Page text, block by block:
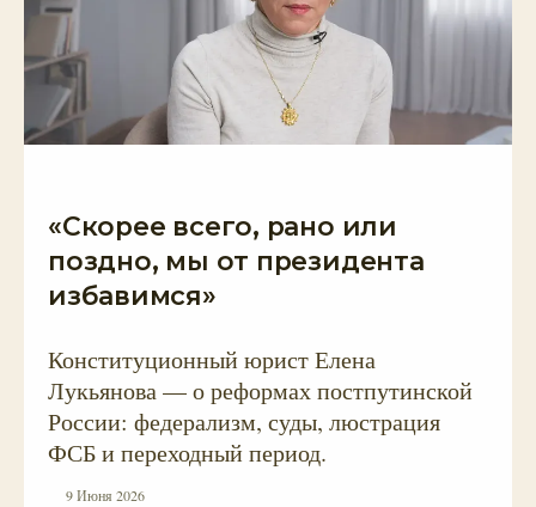
«Скорее всего, рано или
поздно, мы от президента
избавимся»
Конституционный юрист Елена
Лукьянова — о реформах постпутинской
России: федерализм, суды, люстрация
ФСБ и переходный период.
9 Июня 2026